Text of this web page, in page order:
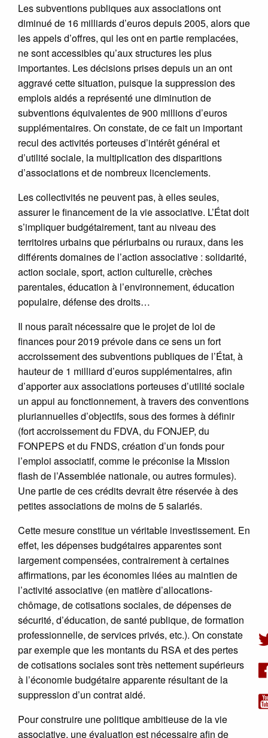
Les subventions publiques aux associations ont
diminué de 16 milliards d’euros depuis 2005, alors que
les appels d’offres, qui les ont en partie remplacées,
ne sont accessibles qu’aux structures les plus
importantes. Les décisions prises depuis un an ont
aggravé cette situation, puisque la suppression des
emplois aidés a représenté une diminution de
subventions équivalentes de 900 millions d’euros
supplémentaires. On constate, de ce fait un important
recul des activités porteuses d’intérêt général et
d’utilité sociale, la multiplication des disparitions
d’associations et de nombreux licenciements.
Les collectivités ne peuvent pas, à elles seules,
assurer le financement de la vie associative. L’État doit
s’impliquer budgétairement, tant au niveau des
territoires urbains que périurbains ou ruraux, dans les
différents domaines de l’action associative : solidarité,
action sociale, sport, action culturelle, crèches
parentales, éducation à l’environnement, éducation
populaire, défense des droits…
Il nous paraît nécessaire que le projet de loi de
finances pour 2019 prévoie dans ce sens un fort
accroissement des subventions publiques de l’État, à
hauteur de 1 milliard d’euros supplémentaires, afin
d’apporter aux associations porteuses d’utilité sociale
un appui au fonctionnement, à travers des conventions
pluriannuelles d’objectifs, sous des formes à définir
(fort accroissement du FDVA, du FONJEP, du
FONPEPS et du FNDS, création d’un fonds pour
l’emploi associatif, comme le préconise la Mission
flash de l’Assemblée nationale, ou autres formules).
Une partie de ces crédits devrait être réservée à des
petites associations de moins de 5 salariés.
Cette mesure constitue un véritable investissement. En
effet, les dépenses budgétaires apparentes sont
largement compensées, contrairement à certaines
affirmations, par les économies liées au maintien de
l’activité associative (en matière d’allocations-
chômage, de cotisations sociales, de dépenses de
sécurité, d’éducation, de santé publique, de formation
professionnelle, de services privés, etc.). On constate
par exemple que les montants du RSA et des pertes
de cotisations sociales sont très nettement supérieurs
à l’économie budgétaire apparente résultant de la
suppression d’un contrat aidé.
Pour construire une politique ambitieuse de la vie
associative, une évaluation est nécessaire afin de